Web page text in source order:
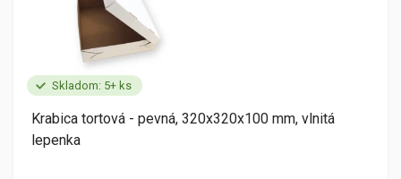
Skladom: 5+ ks
Krabica tortová - pevná, 320x320x100 mm, vlnitá
lepenka